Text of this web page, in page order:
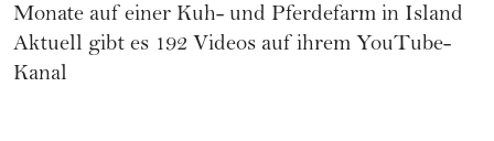
Monate auf einer Kuh- und Pferdefarm in Island
Aktuell gibt es 192 Videos auf ihrem YouTube-
Kanal